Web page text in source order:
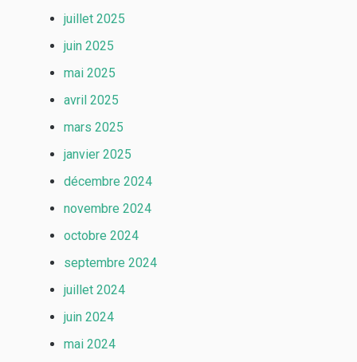
juillet 2025
juin 2025
mai 2025
avril 2025
mars 2025
janvier 2025
décembre 2024
novembre 2024
octobre 2024
septembre 2024
juillet 2024
juin 2024
mai 2024